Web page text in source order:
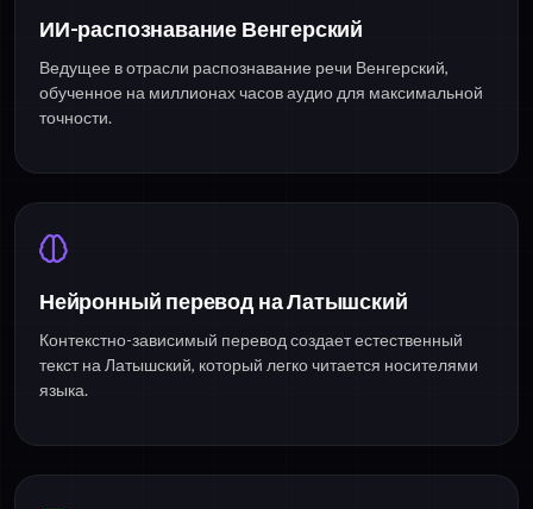
ИИ-распознавание Венгерский
Ведущее в отрасли распознавание речи Венгерский,
обученное на миллионах часов аудио для максимальной
точности.
Нейронный перевод на Латышский
Контекстно-зависимый перевод создает естественный
текст на Латышский, который легко читается носителями
языка.